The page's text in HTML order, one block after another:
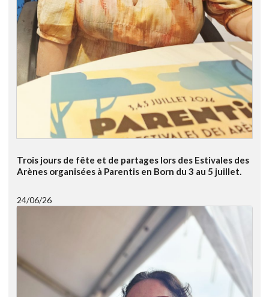
Trois jours de fête et de partages lors des Estivales des
Arènes organisées à Parentis en Born du 3 au 5 juillet.
24/06/26